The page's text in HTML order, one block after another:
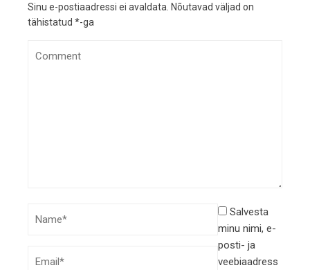
Sinu e-postiaadressi ei avaldata. Nõutavad väljad on
tähistatud *-ga
Salvesta
minu nimi, e-
posti- ja
veebiaadress